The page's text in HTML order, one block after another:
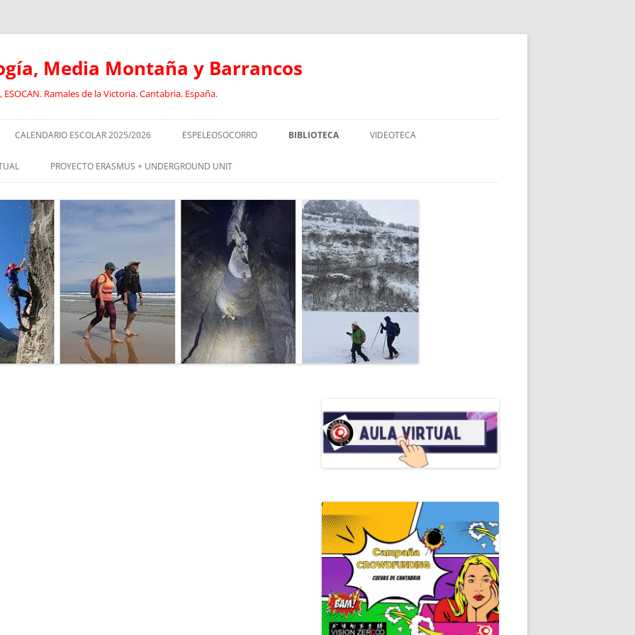
Media Montaña y Barrancos
Ramales de la Victoria. Cantabria. España.
DE
CALENDARIO ESCOLAR 2025/2026 ESPELEOSOCORRO
RECORRIDO FORMATIVO DE
SOCORRISTAS I
SOCORRISTAS II
BIBLIOTECA
CAVIDADES
DEPORTE ADAPTADO Y
DISCAPACIDAD
GEOLOGIA
MANUALES DE ESPELEO
NATURALEZA
PRIMEROS AUXILIOS
PUBLICACIONES PERIÓDICAS
SENDERISMO
TÉCNICAS DE ESPELEOLOGÍA
TÉCNICAS DE ESPELEOSOCORRO
TOPOGRAFÍA
VIDEOTECA
PROYECTO ERASMUS + UNDERGROUND UNIT
DEPORTISTAS CON DISCAPACIDAD
EN EL MEDIO NATURAL
ESPELEOLOGÍA INCLUSIVA
EQUIPO JÓVENES ESPELEÓLOGOS.